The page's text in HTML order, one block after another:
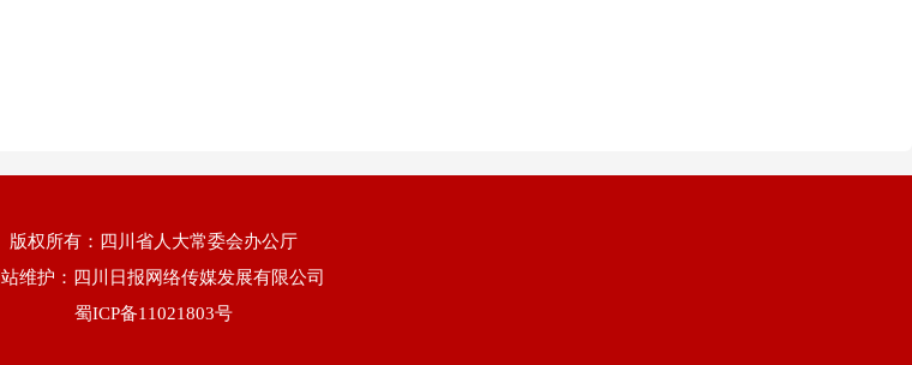
版权所有：四川省人大常委会办公厅
站维护：四川日报网络传媒发展有限公司
蜀ICP备11021803号